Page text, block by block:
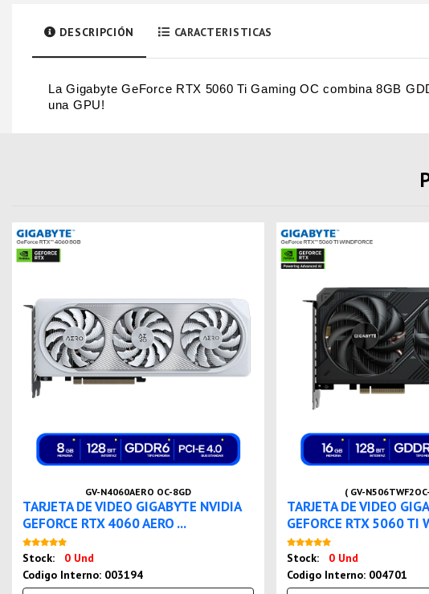
DESCRIPCIÓN CARACTERISTICAS
La Gigabyte GeForce RTX 5060 Ti Gaming OC combina 8GB
una GPU!
GV-N4060AERO OC-8GD
TARJETA DE VIDEO GIGABYTE NVIDIA
GEFORCE RTX 4060 AERO ...
Stock:
0 Und
Codigo Interno: 003194
( GV-
TARJETA DE VIDEO
GEFORCE RTX 5060 TI
Stock:
0 Und
Codigo Interno: 004701